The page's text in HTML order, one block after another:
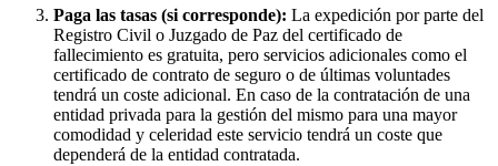
Paga las tasas (si corresponde): La expedición por parte del
Registro Civil o Juzgado de Paz del certificado de
fallecimiento es gratuita, pero servicios adicionales como el
certificado de contrato de seguro o de últimas voluntades
tendrá un coste adicional. En caso de la contratación de una
entidad privada para la gestión del mismo para una mayor
comodidad y celeridad este servicio tendrá un coste que
dependerá de la entidad contratada.